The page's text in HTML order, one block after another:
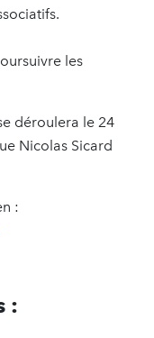
les
déroulera le 24
Nicolas Sicard
:
: